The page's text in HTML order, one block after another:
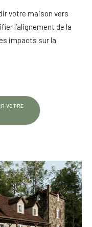
votre maison vers
l’alignement de la
impacts sur la
VOTRE